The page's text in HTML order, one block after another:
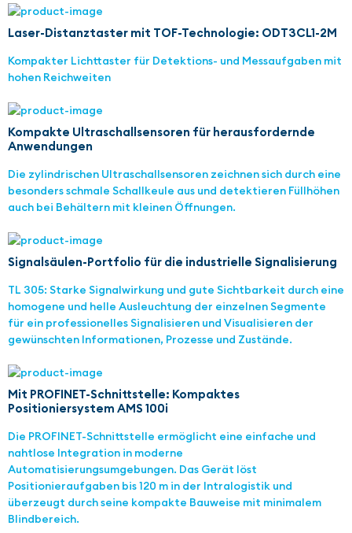
Laser-Distanztaster mit TOF-Technologie: ODT3CL1-2M
Kompakter Lichttaster für Detektions- und Messaufgaben mit
hohen Reichweiten
Kompakte Ultraschallsensoren für herausfordernde
Anwendungen
Die zylindrischen Ultraschallsensoren zeichnen sich durch eine
besonders schmale Schallkeule aus und detektieren Füllhöhen
auch bei Behältern mit kleinen Öffnungen.
Signalsäulen-Portfolio für die industrielle Signalisierung
TL 305: Starke Signalwirkung und gute Sichtbarkeit durch eine
homogene und helle Ausleuchtung der einzelnen Segmente
für ein professionelles Signalisieren und Visualisieren der
gewünschten Informationen, Prozesse und Zustände.
Mit PROFINET-Schnittstelle: Kompaktes
Positioniersystem AMS 100i
Die PROFINET-Schnittstelle ermöglicht eine einfache und
nahtlose Integration in moderne
Automatisierungsumgebungen. Das Gerät löst
Positionieraufgaben bis 120 m in der Intralogistik und
überzeugt durch seine kompakte Bauweise mit minimalem
Blindbereich.